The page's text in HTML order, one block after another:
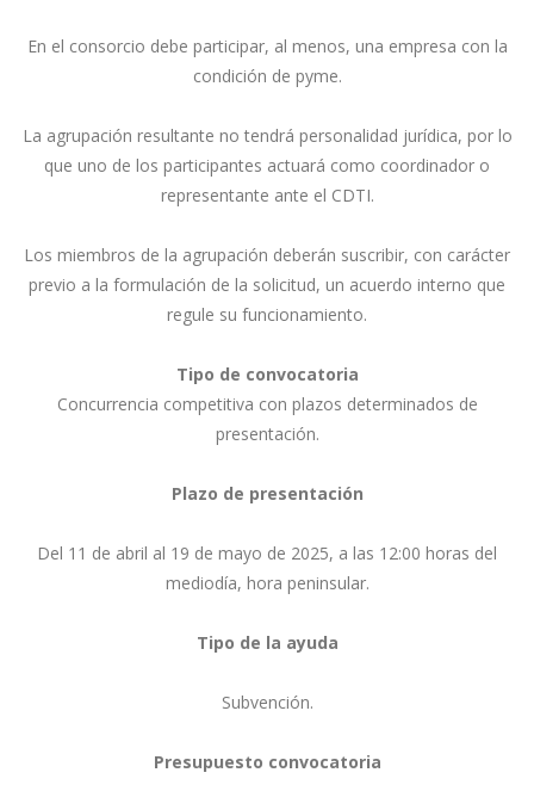
En el consorcio debe participar, al menos, una empresa con la
condición de pyme.
La agrupación resultante no tendrá personalidad jurídica, por lo
que uno de los participantes actuará como coordinador o
representante ante el CDTI.
Los miembros de la agrupación deberán suscribir, con carácter
previo a la formulación de la solicitud, un acuerdo interno que
regule su funcionamiento.
Tipo de convocatoria
Concurrencia competitiva con plazos determinados de
presentación.
Plazo de presentación
Del 11 de abril al 19 de mayo de 2025, a las 12:00 horas del
mediodía, hora peninsular.
Tipo de la ayuda
Subvención.
Presupuesto convocatoria